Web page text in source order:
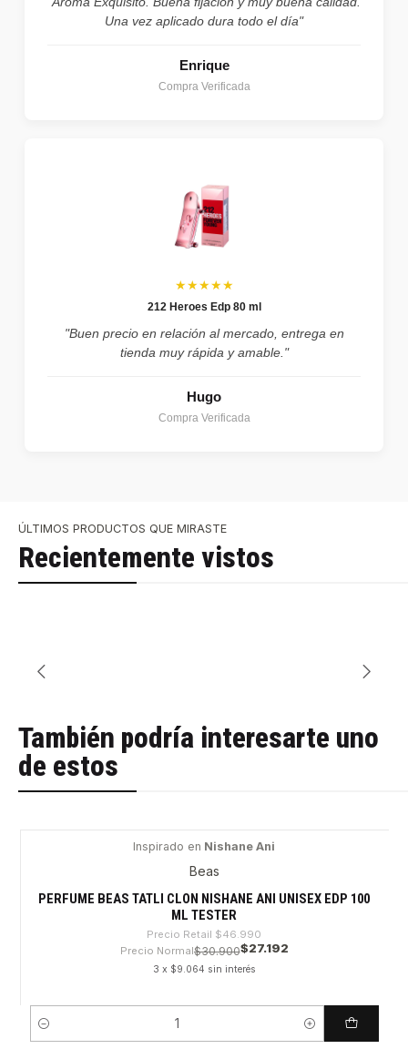
Una vez aplicado dura todo el día"
Enrique
Compra Verificada
★★★★★
212 Heroes Edp 80 ml
"Buen precio en relación al mercado, entrega en
tienda muy rápida y amable."
Hugo
Compra Verificada
ÚLTIMOS PRODUCTOS QUE MIRASTE
Recientemente vistos
También podría interesarte uno
de estos
Inspirado en Nishane Ani
Beas
PERFUME BEAS TATLI CLON NISHANE ANI UNISEX EDP 100
ML TESTER
Precio Retail $46.990
Precio Normal$30.900$27.192
3 x $9.064 sin interés
Cantidad